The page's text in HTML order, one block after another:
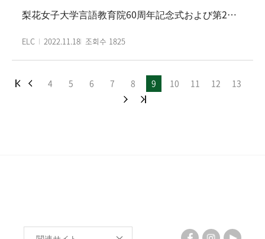
た。
梨花女子大学言語教育院60周年記念式および第29回外国人韓国語スピーチ大会開催
ELC 2022.11.18 조회수 1825
4 5 6 7 8 9 10 11 12 13